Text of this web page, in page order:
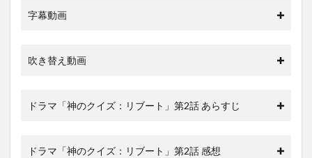
字幕動画
吹き替え動画
ドラマ「神のクイズ：リブート」第2話 あらすじ
ドラマ「神のクイズ：リブート」第2話 感想